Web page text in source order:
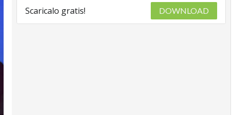
Scaricalo gratis! DOWNLOAD